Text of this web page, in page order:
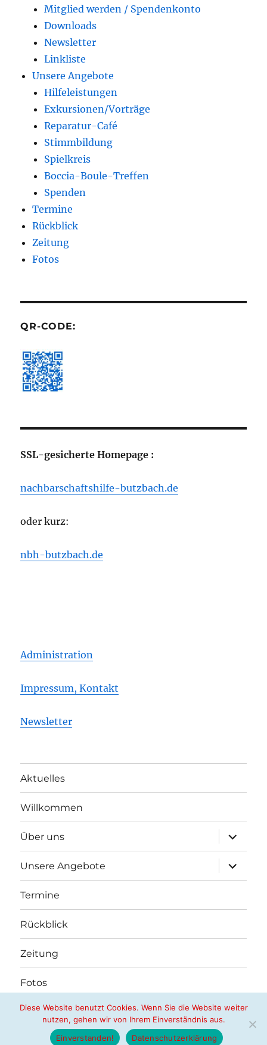
Mitglied werden / Spendenkonto
Downloads
Newsletter
Linkliste
Unsere Angebote
Hilfeleistungen
Exkursionen/Vorträge
Reparatur-Café
Stimmbildung
Spielkreis
Boccia-Boule-Treffen
Spenden
Termine
Rückblick
Zeitung
Fotos
QR-CODE:
SSL-gesicherte Homepage :
nachbarschaftshilfe-butzbach.de
oder kurz:
nbh-butzbach.de
Administration
Impressum, Kontakt
Newsletter
Aktuelles
Willkommen
Über uns
öffnen
Unsere Angebote
öffnen
Termine
Rückblick
Zeitung
Fotos
Nachbarschaftshilfe Butzbach e.V.
Datenschutzerklärung
Stolz präsentiert von WordPress
Diese Website benutzt Cookies. Wenn Sie die Website weiter
nutzen, gehen wir von Ihrem Einverständnis aus.
Einverstanden!
Datenschutzerklärung